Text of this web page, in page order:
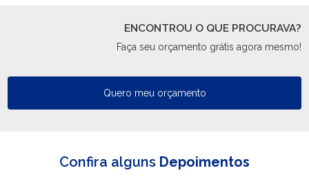
ENCONTROU O QUE PROCURAVA?
Faça seu orçamento grátis agora mesmo!
Quero meu orçamento
Confira alguns Depoimentos